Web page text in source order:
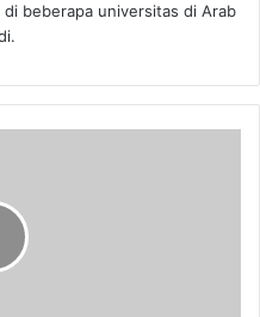
beberapa universitas di Arab